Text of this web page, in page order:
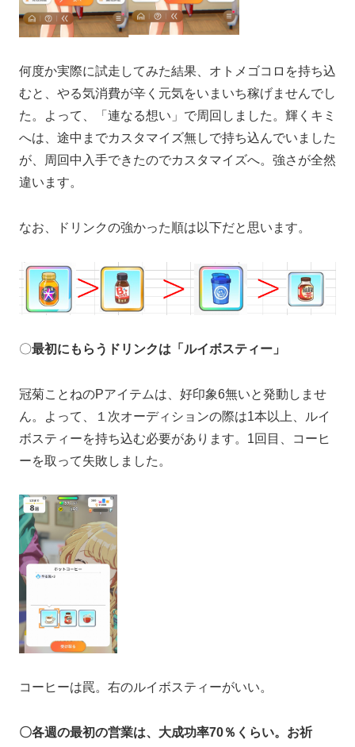
何度か実際に試走してみた結果、オトメゴコロを持ち込
むと、やる気消費が辛く元気をいまいち稼げませんでし
た。よって、「連なる想い」で周回しました。輝くキミ
へは、途中までカスタマイズ無しで持ち込んでいました
が、周回中入手できたのでカスタマイズへ。強さが全然
違います。
なお、ドリンクの強かった順は以下だと思います。
〇最初にもらうドリンクは「ルイボスティー」
冠菊ことねのPアイテムは、好印象6無いと発動しませ
ん。よって、１次オーディションの際は1本以上、ルイ
ボスティーを持ち込む必要があります。1回目、コーヒ
ーを取って失敗しました。
コーヒーは罠。右のルイボスティーがいい。
〇各週の最初の営業は、大成功率70％くらい。お祈